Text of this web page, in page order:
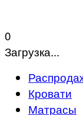
0
Загрузка...
Кровати
Матрасы